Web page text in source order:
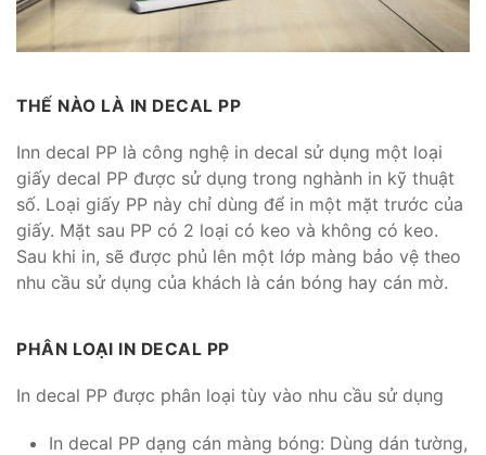
THẾ NÀO LÀ IN DECAL PP
Inn decal PP là công nghệ in decal sử dụng một loại
giấy decal PP được sử dụng trong nghành in kỹ thuật
số. Loại giấy PP này chỉ dùng để in một mặt trước của
giấy. Mặt sau PP có 2 loại có keo và không có keo.
Sau khi in, sẽ được phủ lên một lớp màng bảo vệ theo
nhu cầu sử dụng của khách là cán bóng hay cán mờ.
PHÂN LOẠI IN DECAL PP
In decal PP được phân loại tùy vào nhu cầu sử dụng
In decal PP dạng cán màng bóng: Dùng dán tường,